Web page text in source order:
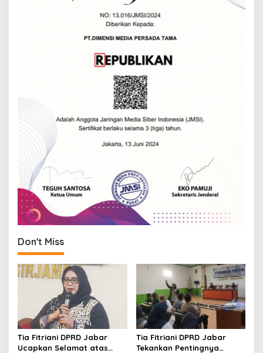
Don't Miss
Tia Fitriani DPRD Jabar
Ucapkan Selamat atas
Tia Fitriani DPRD Jabar
Tekankan Pentingnya